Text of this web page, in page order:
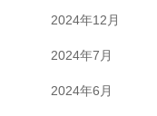
2024年12月
2024年7月
2024年6月